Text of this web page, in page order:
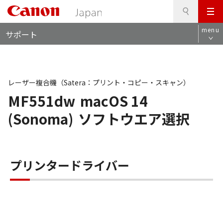
メ
ニ
ュ
サポート menu
MF551dw macOS 14
(Sonoma) ソフトウエア選択
レーザー複合機（Satera：プリント・コピー・スキャン）
プリンタードライバー